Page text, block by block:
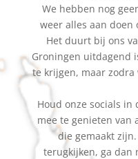
We hebben nog
weer alles aan doen
Het duurt bij ons
Groningen uitdagend
te krijgen, maar
Houd onze socials
mee te genieten van
die gemaakt
terugkijken, ga dan